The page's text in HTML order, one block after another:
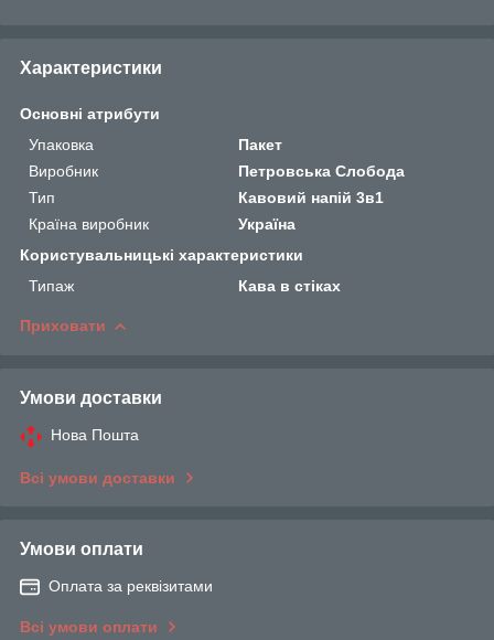
Характеристики
Основні атрибути
Упаковка
Пакет
Виробник
Петровська Слобода
Тип
Кавовий напій 3в1
Країна виробник
Україна
Користувальницькі характеристики
Типаж
Кава в стіках
Приховати
Умови доставки
Нова Пошта
Всі умови доставки
Умови оплати
Оплата за реквізитами
Всі умови оплати